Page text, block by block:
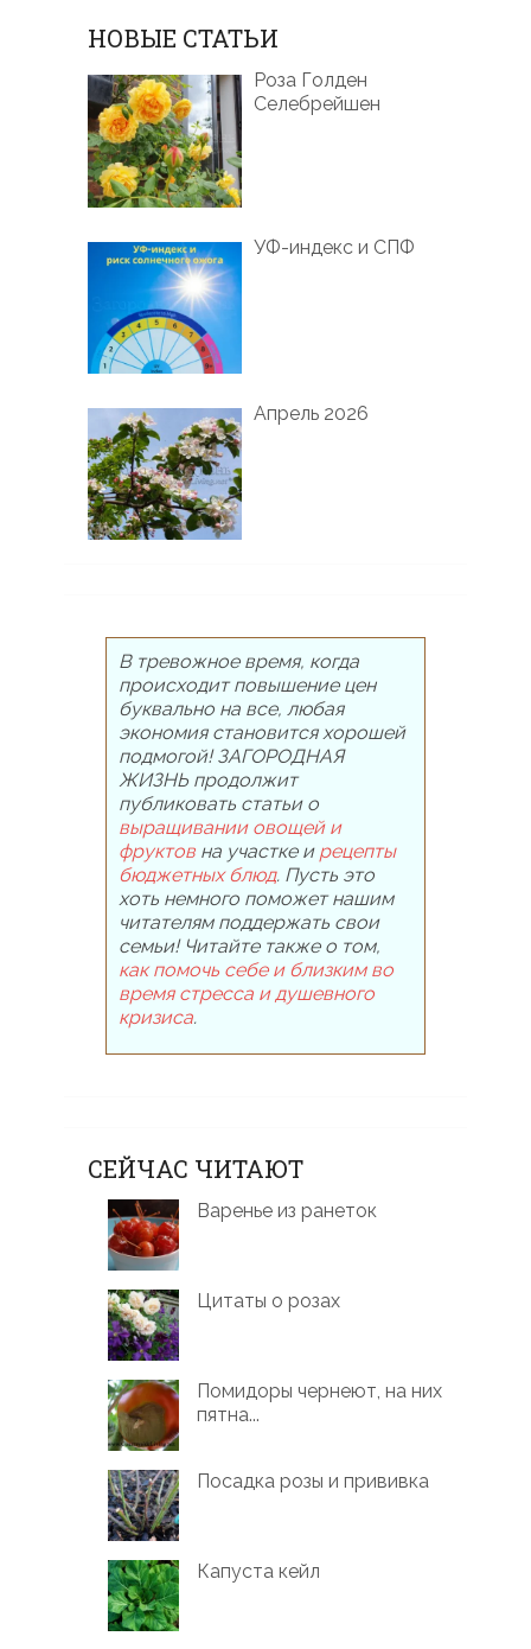
НОВЫЕ СТАТЬИ
Роза Голден
Селебрейшен
УФ-индекс и СПФ
Апрель 2026
В тревожное время, когда
происходит повышение цен
буквально на все, любая
экономия становится хорошей
подмогой! ЗАГОРОДНАЯ
ЖИЗНЬ продолжит
публиковать статьи о
выращивании овощей и
фруктовна участке и рецепты
бюджетных блюд. Пусть это
хоть немного поможет нашим
читателям поддержать свои
семьи! Читайте также о том,
как помочь себе и близким во
время стресса и душевного
кризиса.
СЕЙЧАС ЧИТАЮТ
Варенье из ранеток
Цитаты о розах
Помидоры чернеют, на них
пятна...
Посадка розы и прививка
Капуста кейл